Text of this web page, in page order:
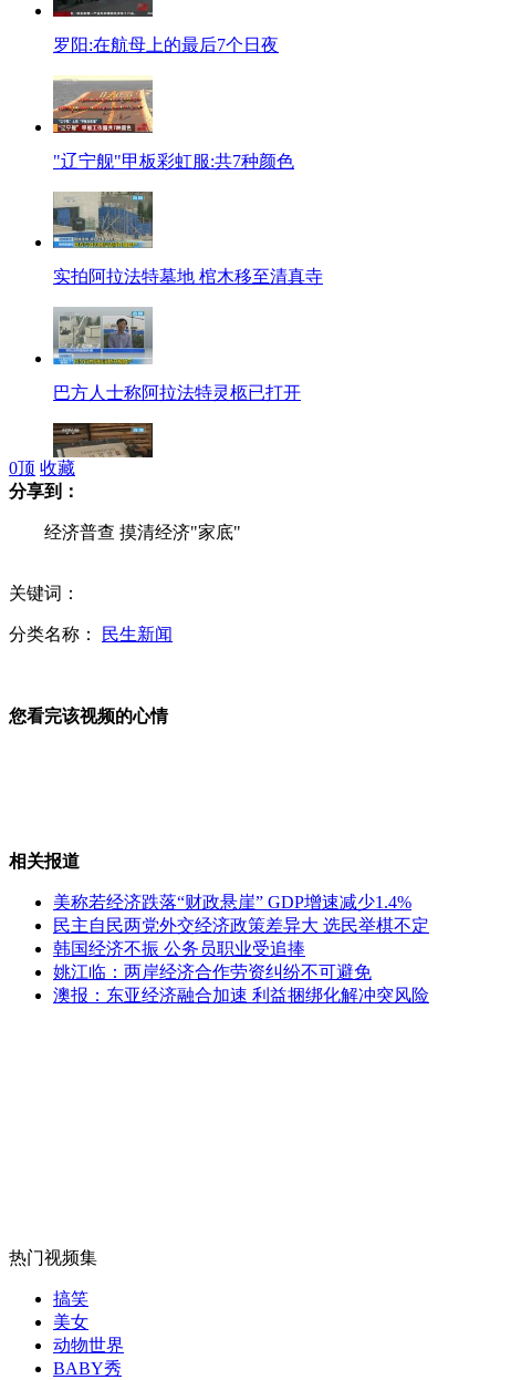
罗阳:在航母上的最后7个日夜
"辽宁舰"甲板彩虹服:共7种颜色
实拍阿拉法特墓地 棺木移至清真寺
巴方人士称阿拉法特灵柩已打开
中国游客集装箱运回在美购买用品
范冰冰侵权案开庭 被指诬陷章子怡
盲人技师靠敏锐听觉成电脑修理高手
无痛分娩是否安全 医生回应
0顶 收藏
分享到：
经济普查 摸清经济"家底"
关键词：
分类名称： 民生新闻
您看完该视频的心情
相关报道
美称若经济跌落“财政悬崖” GDP增速减少1.4%
民主自民两党外交经济政策差异大 选民举棋不定
韩国经济不振 公务员职业受追捧
姚江临：两岸经济合作劳资纠纷不可避免
澳报：东亚经济融合加速 利益捆绑化解冲突风险
热门视频集
搞笑
美女
动物世界
BABY秀